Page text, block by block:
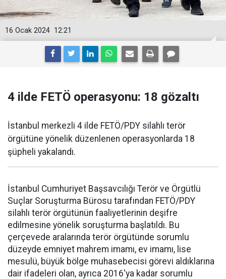
12:21
16 Ocak 2024
4 ilde FETÖ operasyonu: 18 gözaltı
İstanbul merkezli 4 ilde FETÖ/PDY silahlı terör
örgütüne yönelik düzenlenen operasyonlarda 18
şüpheli yakalandı.
İstanbul Cumhuriyet Başsavcılığı Terör ve Örgütlü
Suçlar Soruşturma Bürosu tarafından FETÖ/PDY
silahlı terör örgütünün faaliyetlerinin deşifre
edilmesine yönelik soruşturma başlatıldı. Bu
çerçevede aralarında terör örgütünde sorumlu
düzeyde emniyet mahrem imamı, ev imamı, lise
mesulü, büyük bölge muhasebecisi görevi aldıklarına
dair ifadeleri olan, ayrıca 2016'ya kadar sorumlu